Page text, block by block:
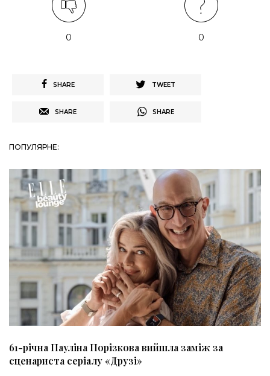
0 0
SHARE TWEET
SHARE SHARE
ПОПУЛЯРНЕ:
61-річна Пауліна Порізкова вийшла заміж за
сценариста серіалу «Друзі»